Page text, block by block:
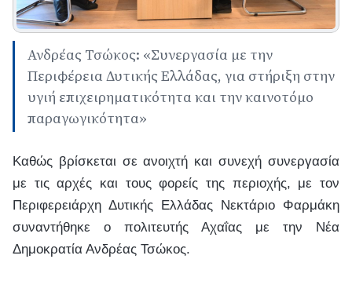
Ανδρέας Τσώκος: «Συνεργασία με την
Περιφέρεια Δυτικής Ελλάδας, για στήριξη στην
υγιή επιχειρηματικότητα και την καινοτόμο
παραγωγικότητα»
Καθώς βρίσκεται σε ανοιχτή και συνεχή συνεργασία
με τις αρχές και τους φορείς της περιοχής, με τον
Περιφερειάρχη Δυτικής Ελλάδας Νεκτάριο Φαρμάκη
συναντήθηκε ο πολιτευτής Αχαΐας με την Νέα
Δημοκρατία Ανδρέας Τσώκος.